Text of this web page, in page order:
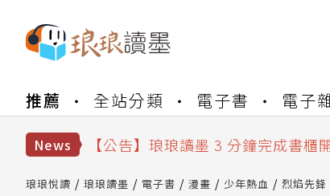
推薦 全站分類 電子書 電子
News
【公告】琅琅讀墨數位閱讀資產合
【公告】琅琅讀墨 3 分鐘完成書
【公告】琅琅讀墨數位閱讀資產合
琅琅悅讀 琅琅讀墨 電子書 漫畫 少年熱血 烈焰先鋒